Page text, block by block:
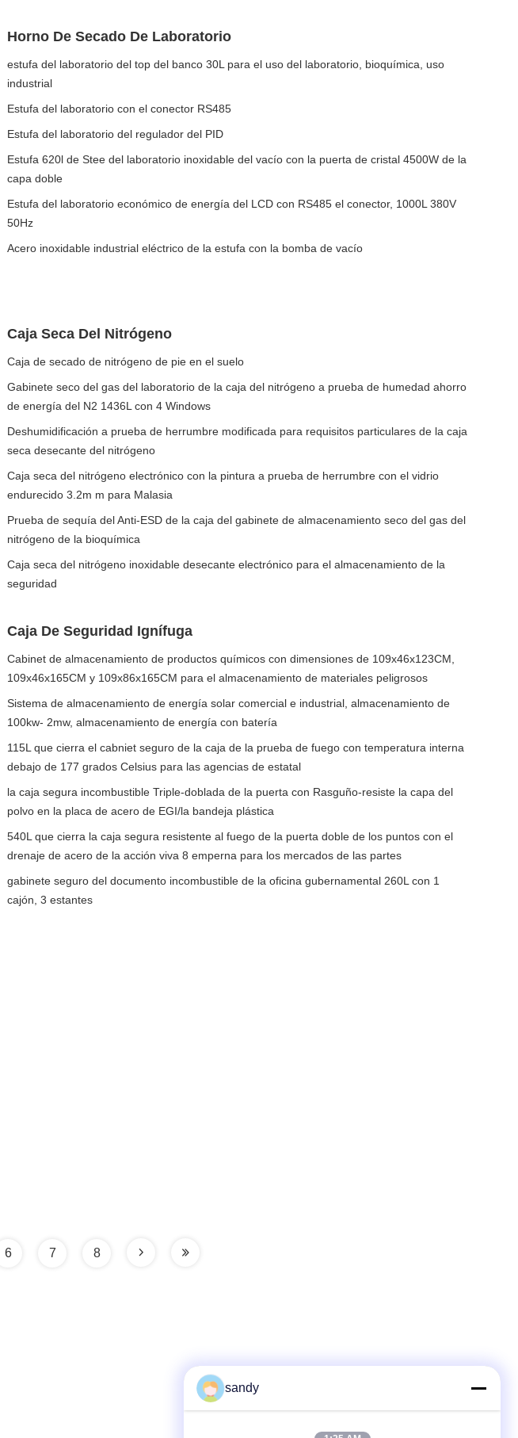
Horno De Secado De Laboratorio
estufa del laboratorio del top del banco 30L para el uso del laboratorio, bioquímica, uso
industrial
Estufa del laboratorio con el conector RS485
Estufa del laboratorio del regulador del PID
Estufa 620l de Stee del laboratorio inoxidable del vacío con la puerta de cristal 4500W de la
capa doble
Estufa del laboratorio económico de energía del LCD con RS485 el conector, 1000L 380V
50Hz
Acero inoxidable industrial eléctrico de la estufa con la bomba de vacío
Caja Seca Del Nitrógeno
Caja de secado de nitrógeno de pie en el suelo
Gabinete seco del gas del laboratorio de la caja del nitrógeno a prueba de humedad ahorro
de energía del N2 1436L con 4 Windows
Deshumidificación a prueba de herrumbre modificada para requisitos particulares de la caja
seca desecante del nitrógeno
Caja seca del nitrógeno electrónico con la pintura a prueba de herrumbre con el vidrio
endurecido 3.2m m para Malasia
Prueba de sequía del Anti-ESD de la caja del gabinete de almacenamiento seco del gas del
nitrógeno de la bioquímica
Caja seca del nitrógeno inoxidable desecante electrónico para el almacenamiento de la
seguridad
Caja De Seguridad Ignífuga
Cabinet de almacenamiento de productos químicos con dimensiones de 109x46x123CM,
109x46x165CM y 109x86x165CM para el almacenamiento de materiales peligrosos
Sistema de almacenamiento de energía solar comercial e industrial, almacenamiento de
100kw- 2mw, almacenamiento de energía con batería
115L que cierra el cabniet seguro de la caja de la prueba de fuego con temperatura interna
debajo de 177 grados Celsius para las agencias de estatal
la caja segura incombustible Triple-doblada de la puerta con Rasguño-resiste la capa del
polvo en la placa de acero de EGI/la bandeja plástica
540L que cierra la caja segura resistente al fuego de la puerta doble de los puntos con el
drenaje de acero de la acción viva 8 emperna para los mercados de las partes
gabinete seguro del documento incombustible de la oficina gubernamental 260L con 1
cajón, 3 estantes
6 7 8
sandy